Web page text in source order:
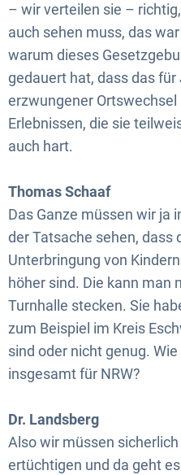
– wir verteilen sie –
auch sehen muss, das
warum dieses
gedauert hat, dass das
erzwungener Ortswechsel
Erlebnissen, die sie
auch hart.
Thomas Schaaf
Das Ganze müssen wir ja
der Tatsache sehen, dass
Unterbringung von
höher sind. Die kann man
Turnhalle stecken. Sie
zum Beispiel im Kreis
sind oder nicht genug.
insgesamt für NRW?
Dr. Landsberg
Also wir müssen
ertüchtigen und da geht